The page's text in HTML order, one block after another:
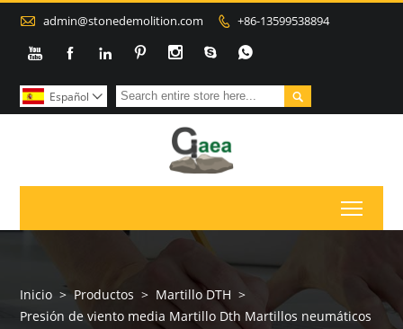
 admin@stonedemolition.com  +86-13599538894
      

Español 
Inicio > Productos > Martillo DTH >
Presión de viento media Martillo Dth Martillos neumáticos